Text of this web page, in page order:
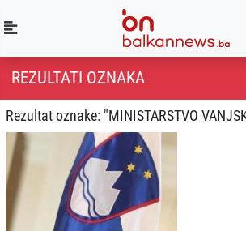
REZULTATI OZNAKA
Rezultat oznake: "MINISTARSTVO